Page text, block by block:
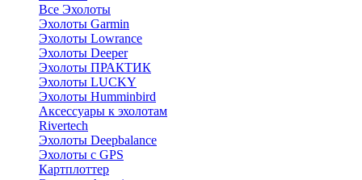
Все Эхолоты
Эхолоты Garmin
Эхолоты Lowrance
Эхолоты Deeper
Эхолоты ПРАКТИК
Эхолоты LUCKY
Эхолоты Humminbird
Аксессуары к эхолотам
Rivertech
Эхолоты Deepbalance
Эхолоты с GPS
Картплоттер